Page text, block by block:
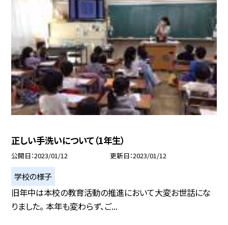
正しい手洗いについて（1年生）
公開日 2023/01/12 更新日 2023/01/12
学校の様子
旧年中は本校の教育活動の推進において大変お世話にな
りました。 本年も変わらず、ご...